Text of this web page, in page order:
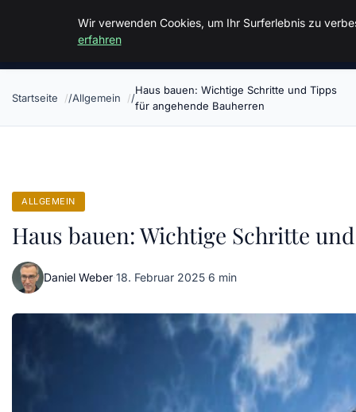
Malzminden
Startseite Allgemein
Haus bauen: Wichtige Schritte und Tipps
für angehende Bauherren
ALLGEMEIN
Haus bauen: Wichtige Schritte
Daniel Weber·18. Februar 2025·6 min
Wir verwenden Cookies, um Ihr Surferlebnis zu
erfahren